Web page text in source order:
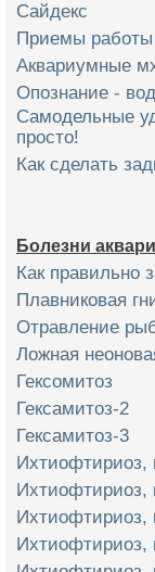
Сайдекс
Приемы работы
Аквариумные
Опознание -
Самодельные
просто!
Как сделать
Болезни
Как правильно
Плавниковая
Отравление
Ложная
Гексомитоз
Гексамитоз-2
Гексамитоз-3
Ихтиофтириоз,
Ихтиофтириоз,
Ихтиофтириоз,
Ихтиофтириоз,